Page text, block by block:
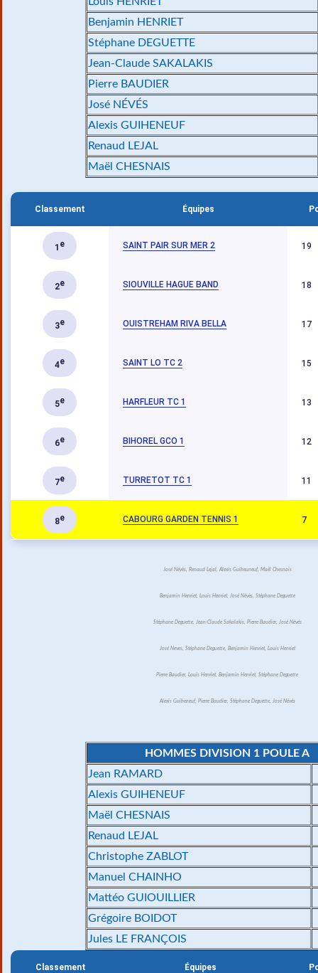
Benjamin HENRIET
Stéphane DEGUETTE
Jean-Claude SAKALAKIS
Pierre BAUDIER
José NÉVÉS
Alexis GUIHENEUF
Renaud LEJAL
Maël CHESNAIS
Classement Équipes
1 e SAINT PAIR SUR MER 2 19
2e SIOUVILLE HAGUE BAND 18
3e OUISTREHAM RIVA BELLA 17
4e SAINT LO TC 2 15
5e HARFLEUR TC 1 13
6e BIHOREL GCO 1 12
7e TURRETOT TC 1 11
8e CABOURG GARDEN TENNIS 1 7
José Névès, Renaud Lejal, Alexis Guiheuneuf, Maël Chesnais
Benjamin Henriet, Louis Henriet, José Névès, Stéphane Deguette
Stéphane Deguette, Jean-Claude Sakalakis, Pierre Baudier, José Névés
José Neves, Stéphane Deguette, Benjamin Henriet, Louis Henriet
Pierre Baudier, Louis Henriet, Benjamin Henriet, Stéphane Deguette
Alexis Guiheneuf, Pierre Baudier, Stéphane Deguette, José Névés
HOMMES DIVISION 1 POULE A
Jean RAMARD
Alexis GUIHENEUF
Maël CHESNAIS
Renaud LEJAL
Christophe ZABLOT
Manuel CHAINHO
Mattéo GUIOUILLIER
Grégoire BOIDOT
Jules LE FRANÇOIS
Classement Équipes